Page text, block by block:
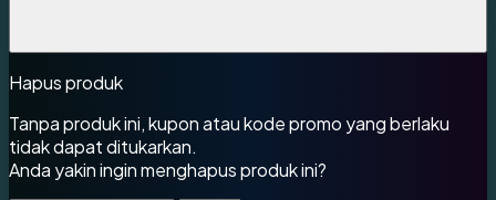
Hapus produk
Tanpa produk ini, kupon atau kode promo yang berlaku
tidak dapat ditukarkan.
Anda yakin ingin menghapus produk ini?